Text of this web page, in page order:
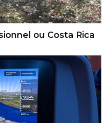
ou Costa Rica